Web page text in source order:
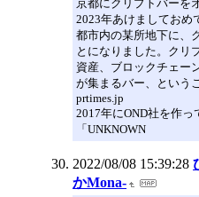
京都にクリプトバーを
2023年あけましておめ
都市内の某所地下に、
とになりました。クリ
資産、ブロックチェー
が集まるバー、という
prtimes.jp
2017年にOND社を作っ
「UNKNOWN
2022/08/08 15:39:28
かMona-